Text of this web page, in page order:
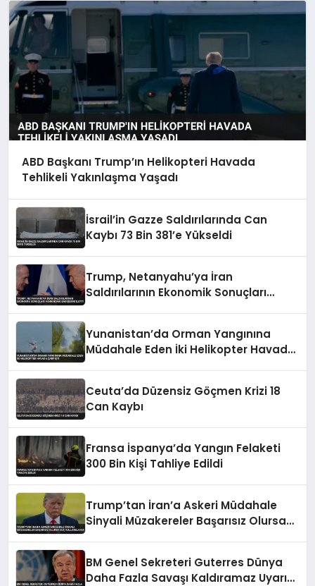
ABD Başkanı Trump’ın Helikopteri Havada
Tehlikeli Yakınlaşma Yaşadı
İsrail’in Gazze Saldırılarında Can
Kaybı 73 Bin 381’e Yükseldi
Trump, Netanyahu’ya İran
Saldırılarının Ekonomik Sonuçları
Yunanistan’da Orman Yangınına
Müdahale Eden İki Helikopter Havada
Ceuta’da Düzensiz Göçmen Krizi 18
Can Kaybı
Fransa İspanya’da Yangın Felaketi
300 Bin Kişi Tahliye Edildi
Trump’tan İran’a Askeri Müdahale
Sinyali Müzakereler Başarısız Olursa
BM Genel Sekreteri Guterres Dünya
Daha Fazla Savaşı Kaldıramaz Uyarısı